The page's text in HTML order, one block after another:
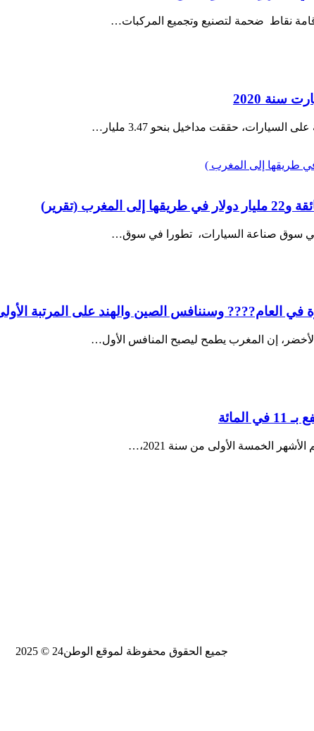
نقاط ضحمة لتصنيع وتجميع المركبات…
حققت مداخيل بنحو 3.47 مليار…
(تقرير)
سوق صناعة السيارات، تطورا في سوق…
إن المغرب يطمح ليصبح المنافس الأول…
جميع الحقوق محفوظة لموقع الوطن24 © 2025